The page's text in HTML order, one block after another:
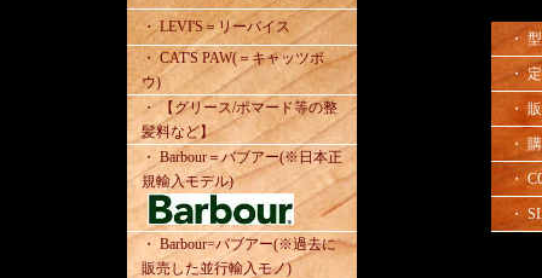
・ LEVI'S＝リーバイス
・ CAT'S PAW(＝キャッツポ
ウ)
・ 【グリース/ポマード等の整
髪料など】
・ Barbour＝バブアー(※日本正
規輸入モデル)
・ Barbour=バブアー(※過去に
販売した並行輸入モノ)
・
・
・
・
・
・